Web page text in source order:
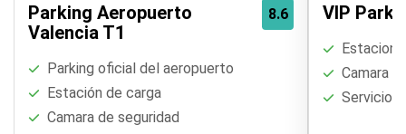
8.6
Parking Aeropuerto
Valencia T1
Parking oficial del aeropuerto
Estación de carga
Camara de seguridad
VIP
Camara
Servicio